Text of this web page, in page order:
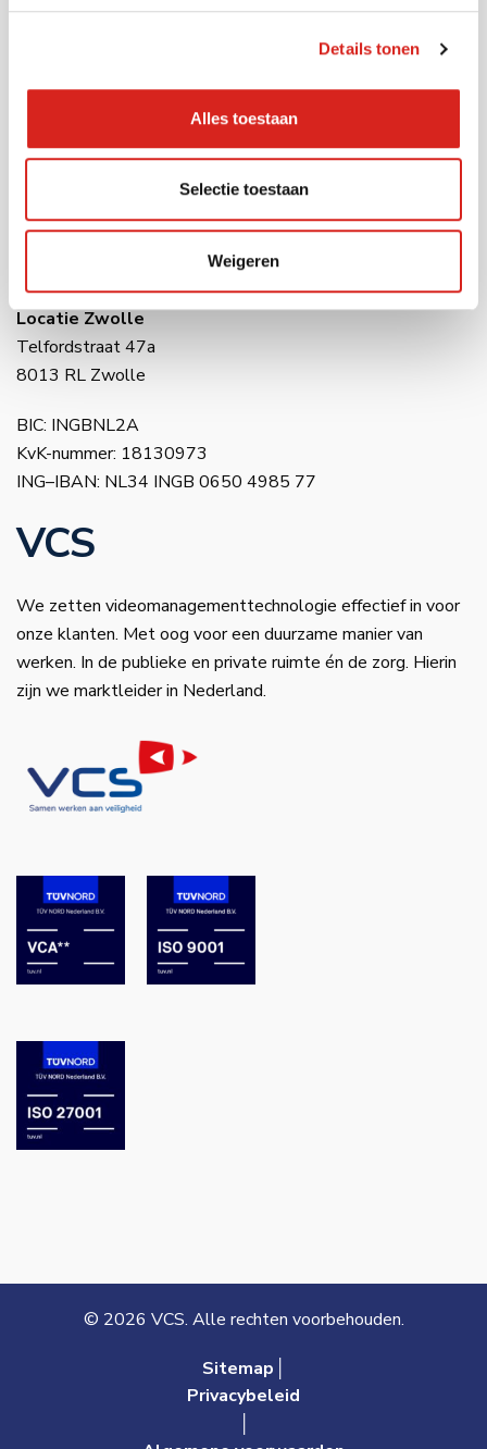
Details tonen
Alles toestaan
Selectie toestaan
Weigeren
Tel:0416 54 10 10
Locatie Waalwijk
5145 NJ Waalwijk
Raasdorperweg 191
1175 KV Amsterdam (Lijnden)
Locatie Zwolle
Telfordstraat 47a
8013 RL Zwolle
BIC: INGBNL2A
KvK-nummer: 18130973
ING–IBAN: NL34 INGB 0650 4985 77
VCS
We zetten videomanagementtechnologie effectief in voor
onze klanten. Met oog voor een duurzame manier van
werken. In de publieke en private ruimte én de zorg. Hierin
zijn we marktleider in Nederland.
© 2026 VCS. Alle rechten voorbehouden.
Sitemap│
Privacybeleid